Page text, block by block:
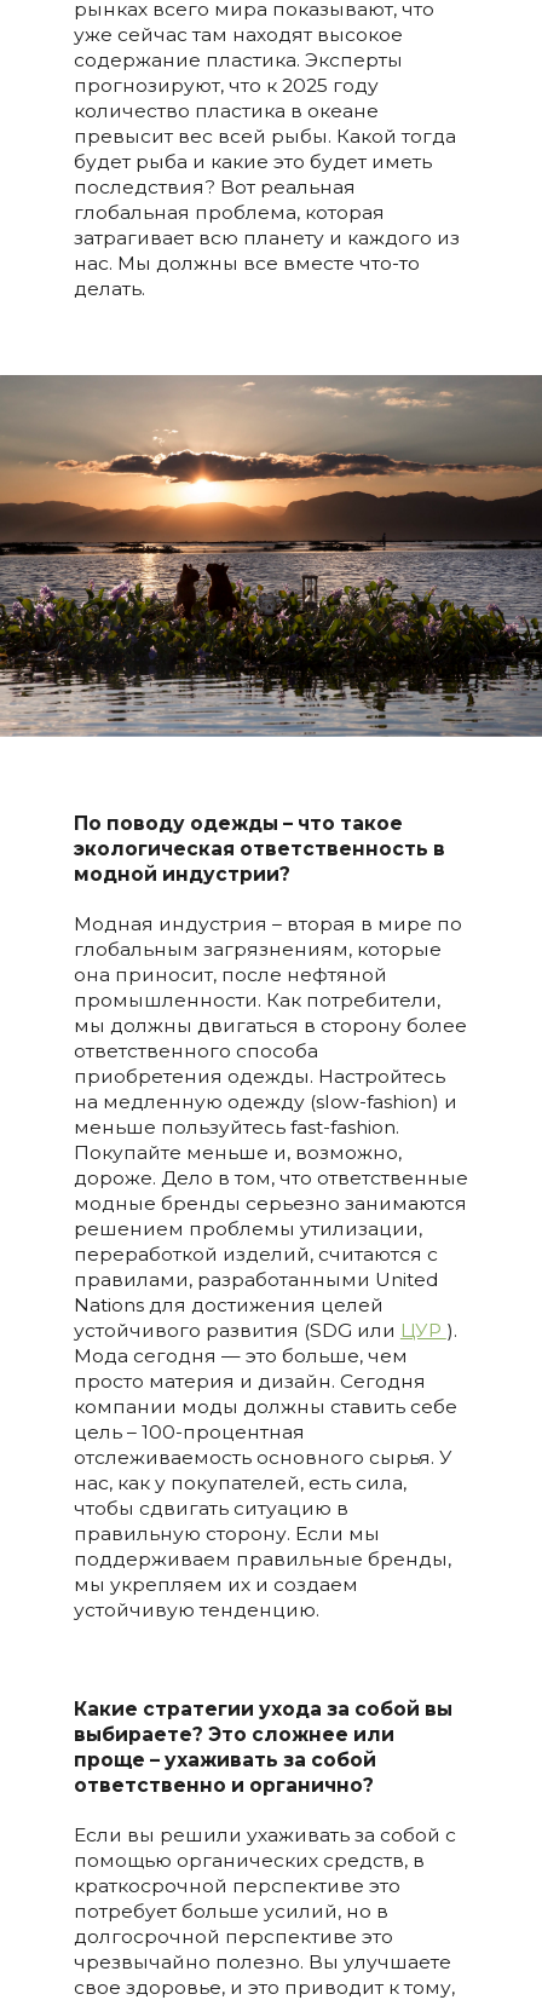
рынках всего мира показывают, что
уже сейчас там находят высокое
содержание пластика. Эксперты
прогнозируют, что к 2025 году
количество пластика в океане
превысит вес всей рыбы. Какой тогда
будет рыба и какие это будет иметь
последствия? Вот реальная
глобальная проблема, которая
затрагивает всю планету и каждого из
нас. Мы должны все вместе что-то
делать.
По поводу одежды – что такое
экологическая ответственность в
модной индустрии?
Модная индустрия – вторая в мире по
глобальным загрязнениям, которые
она приносит, после нефтяной
промышленности. Как потребители,
мы должны двигаться в сторону более
ответственного способа
приобретения одежды. Настройтесь
на медленную одежду (slow-fashion) и
меньше пользуйтесь fast-fashion.
Покупайте меньше и, возможно,
дороже. Дело в том, что ответственные
модные бренды серьезно занимаются
решением проблемы утилизации,
переработкой изделий, считаются с
правилами, разработанными United
Nations для достижения целей
устойчивого развития (SDG или ЦУР ).
Мода сегодня — это больше, чем
просто материя и дизайн. Сегодня
компании моды должны ставить себе
цель ­– 100-процентная
отслеживаемость основного сырья. У
нас, как у покупателей, есть сила,
чтобы сдвигать ситуацию в
правильную сторону. Если мы
поддерживаем правильные бренды,
мы укрепляем их и создаем
устойчивую тенденцию.
Какие стратегии ухода за собой вы
выбираете? Это сложнее или
проще – ухаживать за собой
ответственно и органично?
Если вы решили ухаживать за собой с
помощью органических средств, в
краткосрочной перспективе это
потребует больше усилий, но в
долгосрочной перспективе это
чрезвычайно полезно. Вы улучшаете
свое здоровье, и это приводит к тому,